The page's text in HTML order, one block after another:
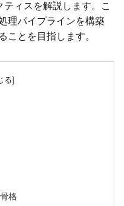
ィスを解説します。こ
理パイプラインを構築
ことを目指します。
格